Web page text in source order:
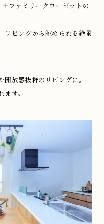
ファミリークローゼットの
リビングから眺められる絶景
放感抜群のリビングに。
す。